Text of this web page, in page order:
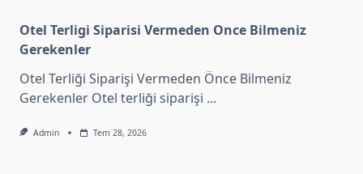
Otel Terligi Siparisi Vermeden Once Bilmeniz
Gerekenler
Otel Terliği Siparişi Vermeden Önce Bilmeniz
Gerekenler Otel terliği siparişi ...
Admin Tem 28, 2026